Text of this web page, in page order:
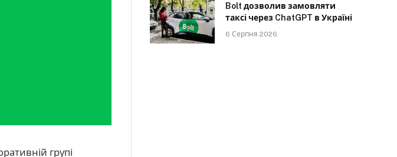
групі
Bolt дозволив замовляти
таксі через ChatGPT в Україні
6 Серпня 2026